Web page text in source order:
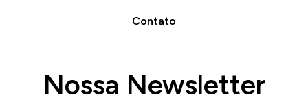
Contato
Nossa Newsletter